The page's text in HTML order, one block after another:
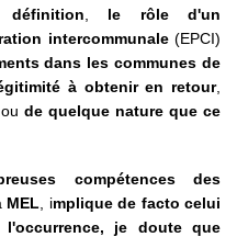
définition
le rôle d'un
intercommunale (EPCI)
dans les communes de
à obtenir en retour,
ou de quelque nature que ce
compétences des
MEL , implique de facto celui
je doute que